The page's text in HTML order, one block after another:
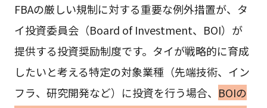
FBAの厳しい規制に対する重要な例外措置が、タ
イ投資委員会（Board of Investment、BOI）が
提供する投資奨励制度です。タイが戦略的に育成
したいと考える特定の対象業種（先端技術、イン
フラ、研究開発など）に投資を行う場合、 BOIの